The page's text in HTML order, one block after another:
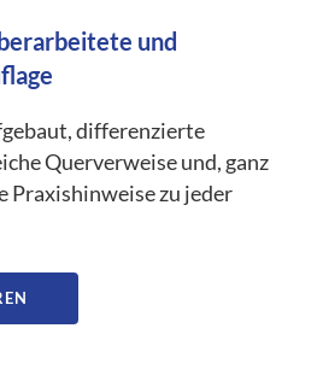
und
differenzierte
Querverweise und, ganz
Praxishinweise zu jeder